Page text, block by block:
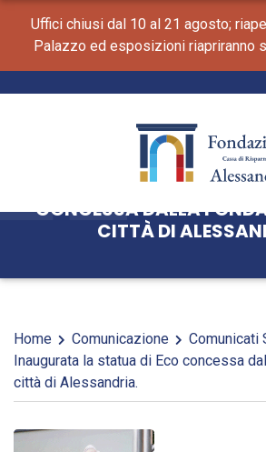
Uffici chiusi dal 10 al 21 agosto;
Palazzo ed esposizioni riapriranno
INAUGURATA LA
CONCESSA DALLA
CITTÀ DI
Home Comunicazione
Comunicati
Inaugurata la statua di Eco concessa
città di Alessandria.